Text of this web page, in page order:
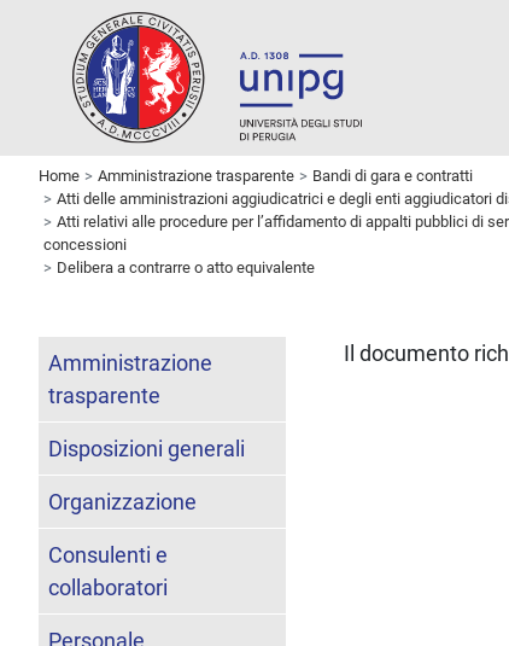
Home Amministrazione trasparente
Bandi di gara e contratti
Atti delle amministrazioni aggiudicatrici e degli enti aggiudicatori
Atti relativi alle procedure per l’affidamento di appalti pubblici di
concessioni
Delibera a contrarre o atto equivalente
Il documento
Amministrazione
trasparente
Disposizioni generali
Organizzazione
Consulenti e
collaboratori
Personale